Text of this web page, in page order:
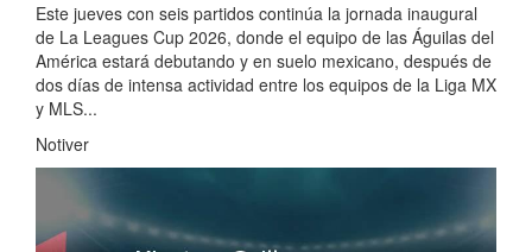
Este jueves con seis partidos continúa la jornada inaugural
de La Leagues Cup 2026, donde el equipo de las Águilas del
América estará debutando y en suelo mexicano, después de
dos días de intensa actividad entre los equipos de la Liga MX
y MLS...
Notiver